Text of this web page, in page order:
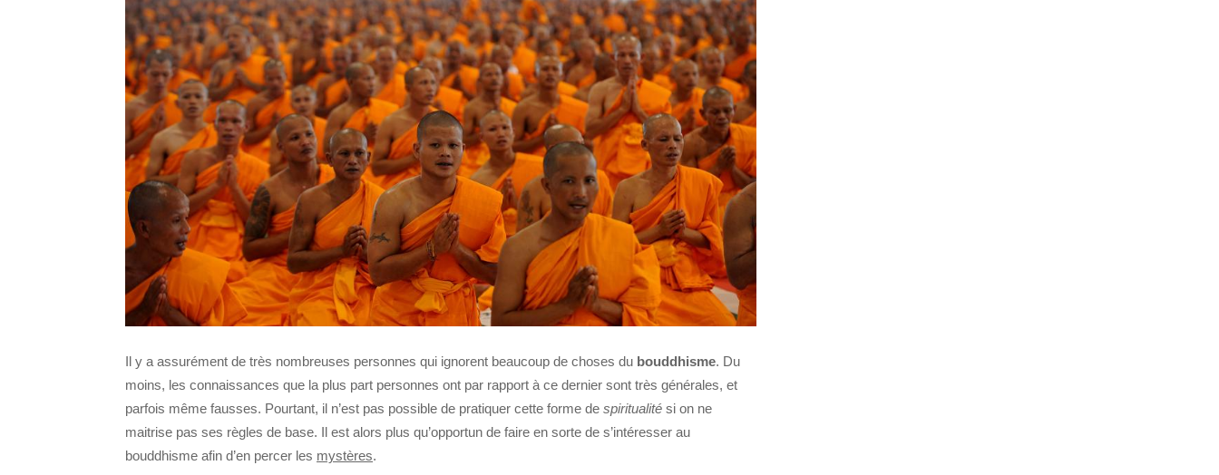
Il y a assurément de très nombreuses personnes qui ignorent beaucoup de choses du bouddhisme. Du
moins, les connaissances que la plus part personnes ont par rapport à ce dernier sont très générales, et
parfois même fausses. Pourtant, il n’est pas possible de pratiquer cette forme de spiritualité si on ne
maitrise pas ses règles de base. Il est alors plus qu’opportun de faire en sorte de s’intéresser au
bouddhisme afin d’en percer les mystères.